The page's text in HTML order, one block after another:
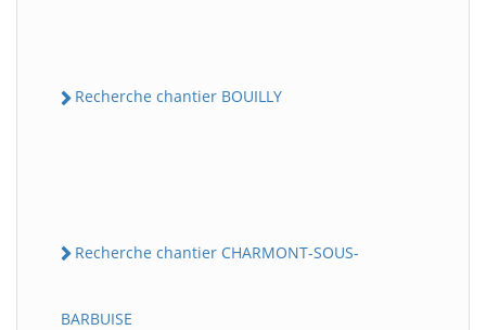
Recherche chantier BOUILLY
Recherche chantier CHARMONT-SOUS-
BARBUISE